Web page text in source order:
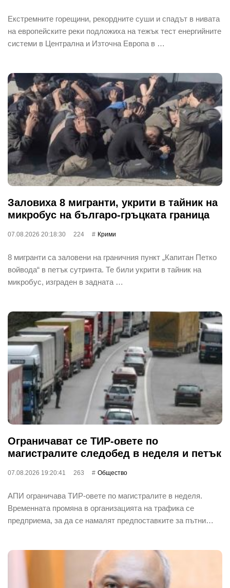
Екстремните горещини, рекордните суши и спадът в нивата
на европейските реки подложиха на тежък тест енергийните
системи в Централна и Източна Европа в …
Заловиха 8 мигранти, укрити в тайник на
микробус на българо-гръцката граница
07.08.2026 20:18:30 224 Крими
8 мигранти са заловени на граничния пункт „Капитан Петко
войвода“ в петък сутринта. Те били укрити в тайник на
микробус, изграден в задната …
Ограничават се ТИР-овете по
магистралите следобед в неделя и петък
07.08.2026 19:20:41 263 Общество
АПИ ограничава ТИР-овете по магистралите в неделя.
Временната промяна в организацията на трафика се
предприема, за да се намалят предпоставките за пътни…